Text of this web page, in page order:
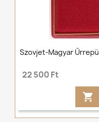
Szovjet-Magyar
22 500 Ft
